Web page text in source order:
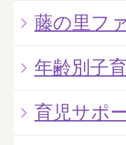
藤の里フ
年齢別子
育児サポ